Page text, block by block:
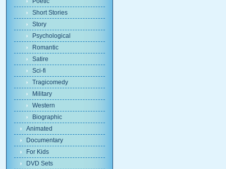
Short Stories
Story
Psychological
Romantic
Satire
Sci-fi
Tragicomedy
Military
Western
Biographic
Animated
Documentary
For Kids
DVD Sets